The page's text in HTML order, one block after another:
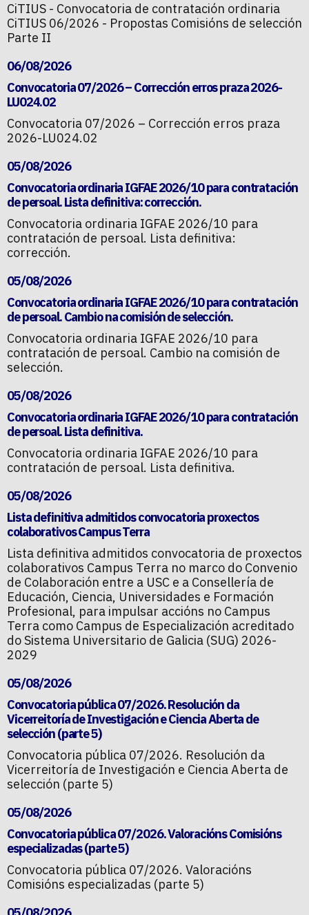
CiTIUS - Convocatoria de contratación ordinaria
CiTIUS 06/2026 - Propostas Comisións de selección
Parte II
06/08/2026
Convocatoria 07/2026 – Corrección erros praza 2026-
LU024.02
Convocatoria 07/2026 – Corrección erros praza
2026-LU024.02
05/08/2026
Convocatoria ordinaria IGFAE 2026/10 para contratación
de persoal. Lista definitiva: corrección.
Convocatoria ordinaria IGFAE 2026/10 para
contratación de persoal. Lista definitiva:
corrección.
05/08/2026
Convocatoria ordinaria IGFAE 2026/10 para contratación
de persoal. Cambio na comisión de selección.
Convocatoria ordinaria IGFAE 2026/10 para
contratación de persoal. Cambio na comisión de
selección.
05/08/2026
Convocatoria ordinaria IGFAE 2026/10 para contratación
de persoal. Lista definitiva.
Convocatoria ordinaria IGFAE 2026/10 para
contratación de persoal. Lista definitiva.
05/08/2026
Lista definitiva admitidos convocatoria proxectos
colaborativos Campus Terra
Lista definitiva admitidos convocatoria de proxectos
colaborativos Campus Terra no marco do Convenio
de Colaboración entre a USC e a Consellería de
Educación, Ciencia, Universidades e Formación
Profesional, para impulsar accións no Campus
Terra como Campus de Especialización acreditado
do Sistema Universitario de Galicia (SUG) 2026-
2029
05/08/2026
Convocatoria pública 07/2026. Resolución da
Vicerreitoría de Investigación e Ciencia Aberta de
selección (parte 5)
Convocatoria pública 07/2026. Resolución da
Vicerreitoría de Investigación e Ciencia Aberta de
selección (parte 5)
05/08/2026
Convocatoria pública 07/2026. Valoracións Comisións
especializadas (parte 5)
Convocatoria pública 07/2026. Valoracións
Comisións especializadas (parte 5)